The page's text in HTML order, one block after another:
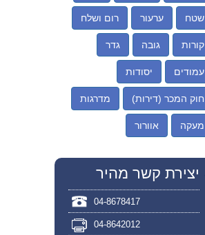
שטח ערעור רום ושלח
קורות גובה גדר
עמודים יסודות
חוק המכר (דירות) מדרגות
מעקה אוורור
יצירת קשר מהיר
04-8678417
04-8642012